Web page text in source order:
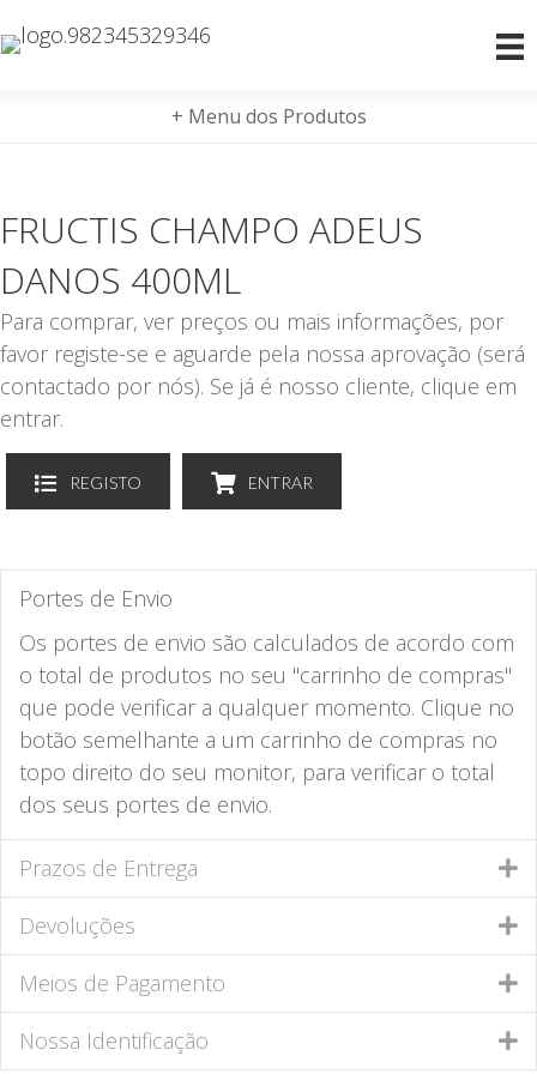
+ Menu dos Produtos
FRUCTIS CHAMPO ADEUS
DANOS 400ML
Para comprar, ver preços ou mais informações, por
favor registe-se e aguarde pela nossa aprovação (será
contactado por nós). Se já é nosso cliente, clique em
entrar.
REGISTO ENTRAR
Portes de Envio
Os portes de envio são calculados de acordo com
o total de produtos no seu "carrinho de compras"
que pode verificar a qualquer momento. Clique no
botão semelhante a um carrinho de compras no
topo direito do seu monitor, para verificar o total
dos seus portes de envio.
Prazos de Entrega
Devoluções
Meios de Pagamento
Nossa Identificação